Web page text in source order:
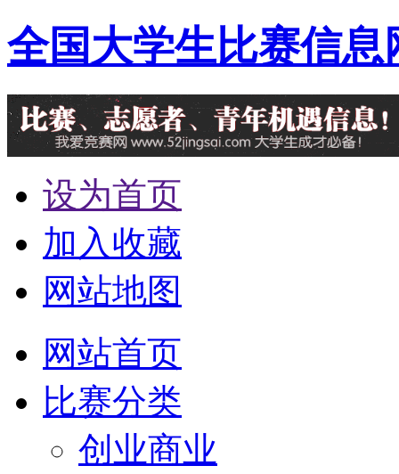
全国大学生比赛信息
设为首页
加入收藏
网站地图
网站首页
比赛分类
创业商业